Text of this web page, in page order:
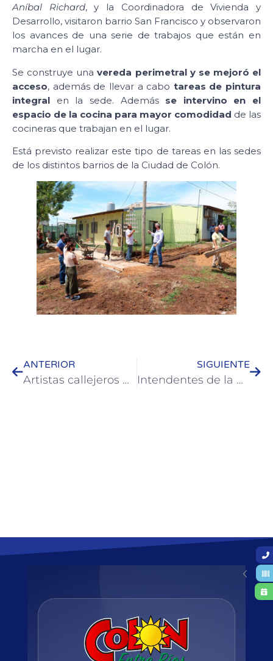
Aníbal Richard, y la Coordinadora de Vivienda y
Desarrollo, visitaron barrio San Francisco y observaron
los avances de una serie de trabajos que están en
marcha en el lugar.
Se construye unavereda perimetral y se mejoró el
acceso, además de llevar a cabo tareas de pintura
integral en la sede. Además se intervino en el
espacio de la cocina para mayor comodidad de las
cocineras que trabajan en el lugar.
Está previsto realizar este tipo de tareas en las sedes
de los distintos barrios de la Ciudad de Colón.
ANTERIOR
Artistas callejeros promoverán la concientización en calles céntricas de Colón
SIGUIENTE
Intendentes de la Microrregión presentaron la nueva marca de “Tierra de Palmares”